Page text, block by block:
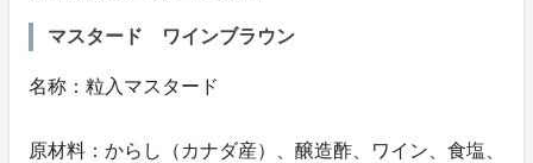
マスタード ワインブラウン
名称：粒入マスタード
原材料：からし（カナダ産）、醸造酢、ワイン、食塩、